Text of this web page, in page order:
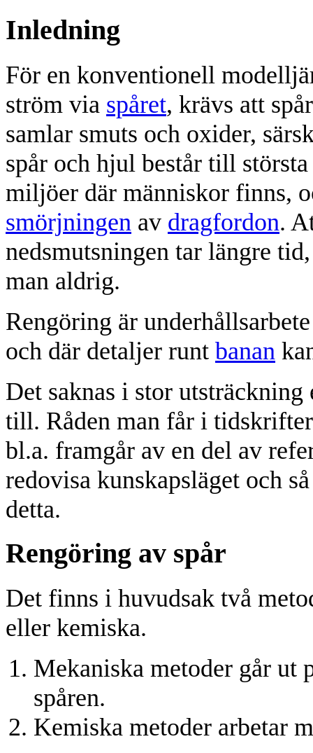
Inledning
För en konventionell
ström via spåret, krävs att
samlar smuts och oxider,
spår och hjul består till
miljöer där människor finns,
smörjningen av dragfordon.
nedsmutsningen tar längre
man aldrig.
Rengöring är
och där detaljer runt banan
Det saknas i stor
till. Råden man får i
bl.a. framgår av en del av
redovisa kunskapsläget och
detta.
Rengöring av spår
Det finns i huvudsak två
eller kemiska.
Mekaniska metoder går ut
spåren.
Kemiska metoder arbetar